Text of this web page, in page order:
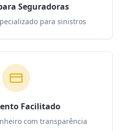
Seguradoras
para sinistros
Facilitado
com transparência